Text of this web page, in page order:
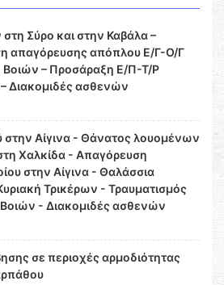
Σύρο και στην Καβάλα –
απαγόρευσης απόπλου Ε/Γ-Ο/Γ
Βοιών – Προσάραξη Ε/Π-Τ/Ρ
Διακομιδές ασθενών
Αίγινα - Θάνατος λουομένων
Χαλκίδα - Απαγόρευση
στην Αίγινα - Θαλάσσια
Τρικέρων - Τραυματισμός
- Διακομιδές ασθενών
σε περιοχές αρμοδιότητας